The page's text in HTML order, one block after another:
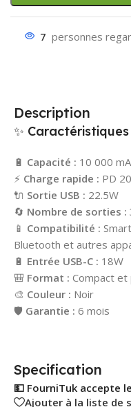
7 personnes
Description
✨ Caractéristiques
🔋 Capacité : 10 000
⚡ Charge rapide : PD
🔌 Sortie USB : 22.5W
🔄 Nombre de sorties :
📱 Compatibilité :
Bluetooth et autres
🔋 Entrée USB-C : 18W
🎒 Format : Compact
🎨 Couleur : Noir
🛡️ Garantie : 6 mois
Specification
💵 FourniTuk accepte
Ajouter à la liste de